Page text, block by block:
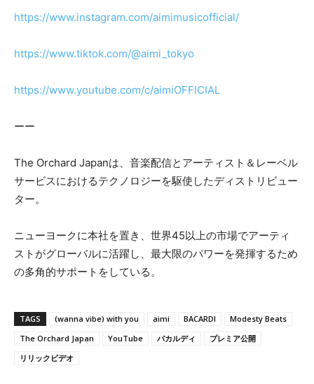
https://www.instagram.com/aimimusicofficial/
https://www.tiktok.com/@aimi_tokyo
https://www.youtube.com/c/aimiOFFICIAL
ーー
The Orchard Japanは、音楽配信とアーティスト＆レーベル
サービスにおけるテクノロジーを駆使したディストリビュー
ター。
ニューヨークに本社を置き、世界45以上の市場でアーティ
ストがグローバルに活躍し、最大限のパワーを発揮するため
の多角的サポートをしている。
TAGS (wanna vibe) with you aimi BACARDI
Modesty Beats
The Orchard Japan
YouTube バカルディ
プレミア公開
リリックビデオ